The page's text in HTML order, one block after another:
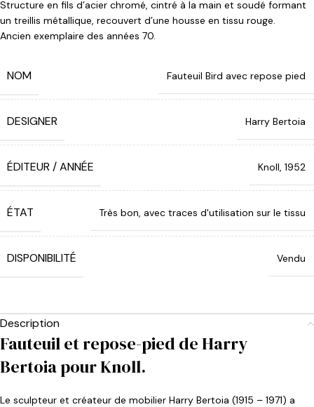
Structure en fils d’acier chromé, cintré à la main et soudé formant
un treillis métallique, recouvert d’une housse en tissu rouge.
Ancien exemplaire des années 70.
NOM Fauteuil Bird avec repose pied
DESIGNER Harry Bertoia
ÉDITEUR / ANNÉE Knoll, 1952
ÉTAT Très bon, avec traces d'utilisation sur le tissu
DISPONIBILITÉ Vendu
Description
Fauteuil et repose-pied de Harry
Bertoia pour Knoll.
Le sculpteur et créateur de mobilier Harry Bertoia (1915 – 1971) a